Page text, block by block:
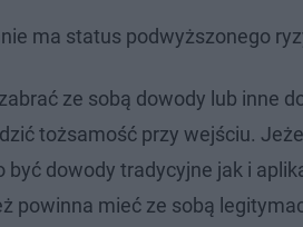
ma status podwyższonego
ze sobą dowody lub inne
tożsamość przy wejściu.
być dowody tradycyjne jak i
powinna mieć ze sobą